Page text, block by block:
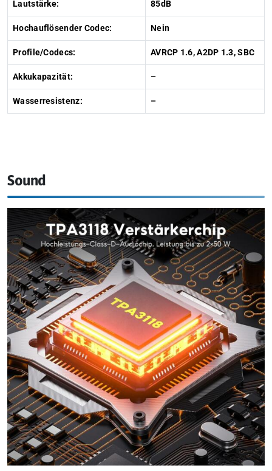
Lautstärke: 85dB
Hochauflösender Codec: Nein
Profile/Codecs: AVRCP 1.6, A2DP 1.3, SBC
Akkukapazität: –
Wasserresistenz: –
Sound